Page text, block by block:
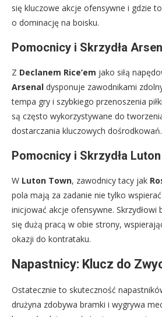
się kluczowe akcje ofensywne i gdzie
o dominację na boisku.
Pomocnicy i Skrzydła
Z Declanem Rice’em jako siłą
Arsenal dysponuje zawodnikami
tempa gry i szybkiego przenoszenia
są często wykorzystywane do
dostarczania kluczowych dośrodkowań.
Pomocnicy i Skrzydła
W Luton Town, zawodnicy tacy jak
pola mają za zadanie nie tylko
inicjować akcje ofensywne. Skrzydłowi
się dużą pracą w obie strony,
okazji do kontrataku.
Napastnicy: Klucz do
Ostatecznie to skuteczność
drużyna zdobywa bramki i wygrywa